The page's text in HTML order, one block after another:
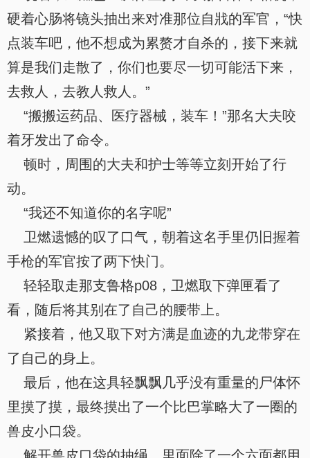
硬着心肠将镜头抽出来对准那位自戕的军官，“快
点装车吧，他不想成为累赘才自杀的，接下来就
算是我们走散了，你们也要尽一切可能活下来，
去救人，去教人救人。”
“搬搬运药品、医疗器械，装车！”那名大夫咬
着牙发出了命令。
顿时，周围的大夫和护士等等立刻开始了行
动。
“我还不知道你的名字呢”
卫燃遗憾的叹了口气，朝着这名手里仍旧握着
手枪的军官按了两下快门。
轻轻取走那支鲁格p08，卫燃取下弹匣看了
看，随后将其别在了自己的腰带上。
紧接着，他又取下对方满是血迹的九龙带穿在
了自己的身上。
最后，他在这具轻飘飘几乎没有重量的尸体怀
里摸了摸，最终摸出了一个比巴掌略大了一圈的
兽皮小口袋。